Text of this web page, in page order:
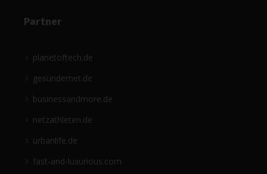
Partner
planetoftech.de
gesündernet.de
businessandmore.de
netzathleten.de
urbanlife.de
fast-and-luxurious.com